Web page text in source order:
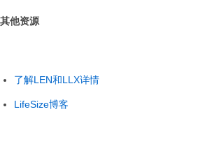
其他资源
了解LEN和LLX详情
LifeSize博客